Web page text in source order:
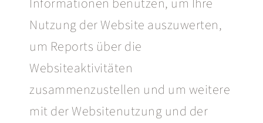
Nutzung der Website auszuwerten,
um Reports über die
Websiteaktivitäten
zusammenzustellen und um weitere
mit der Websitenutzung und der